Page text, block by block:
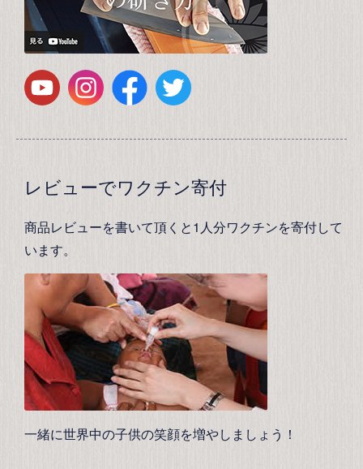
レビューでワクチン寄付
商品レビューを書いて頂くと1人分ワクチンを寄付して
います。
一緒に世界中の子供の笑顔を増やしましょう！